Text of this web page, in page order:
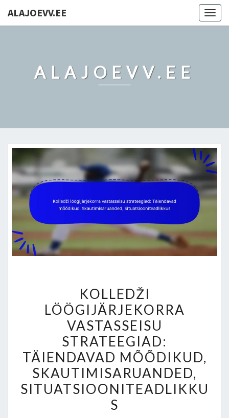
ALAJOEVV.EE
ALAJOEVV.EE
LÖÖGIJÄRJEKORRA
VASTASSEISU
STRATEEGIAD:
TÄIENDAVAD
MÕÕDIKUD,
SKAUTIMISARUANDED,
KOLLEDŽI
LÖÖGIJÄRJEKORRA
VASTASSEISU
STRATEEGIAD:
TÄIENDAVAD MÕÕDIKUD,
SKAUTIMISARUANDED,
SITUATSIOONITEADLIKKU
S